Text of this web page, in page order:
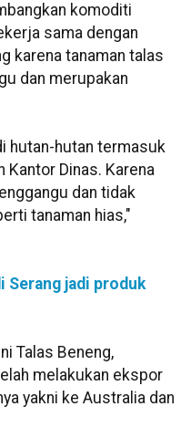
komoditi
sama dengan
karena tanaman talas
dan merupakan
hutan-hutan termasuk
Kantor Dinas. Karena
dan tidak
tanaman hias,"
Serang jadi produk
Talas Beneng,
melakukan ekspor
yakni ke Australia dan